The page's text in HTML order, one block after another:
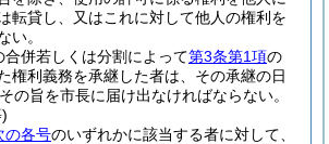
転貸し、又はこれに対して他人の権利を
い。
併若しくは分割によって第3条第1項の
権利義務を承継した者は、その承継の日
の旨を市長に届け出なければならない。
の各号のいずれかに該当する者に対して、